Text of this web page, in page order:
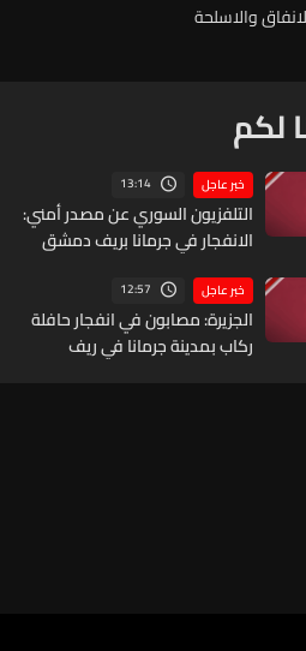
والاسلحة
لكم
خبر عاجل 13:14
التلفزيون السوري عن مصدر أمني:
الانفجار في جرمانا بريف دمشق
بحافلة ركاب
خبر عاجل 12:57
الجزيرة: مصابون في انفجار حافلة
ركاب بمدينة جرمانا في ريف